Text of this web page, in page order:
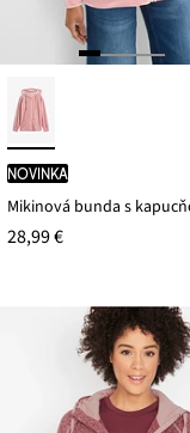
novinka
28,99 €